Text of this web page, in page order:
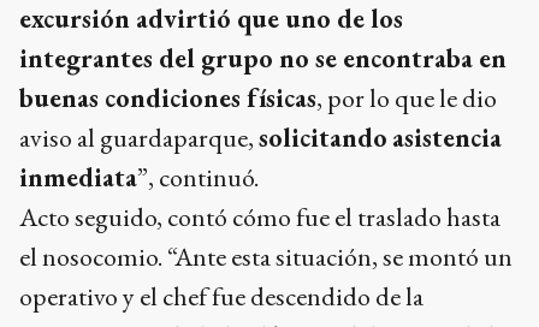
excursión advirtió que uno de los
integrantes del grupo no se encontraba en
buenas condiciones físicas, por lo que le dio
aviso al guardaparque,solicitando asistencia
inmediata”, continuó.
Acto seguido, contó cómo fue el traslado hasta
el nosocomio. “Ante esta situación, se montó un
operativo y el chef fue descendido de la